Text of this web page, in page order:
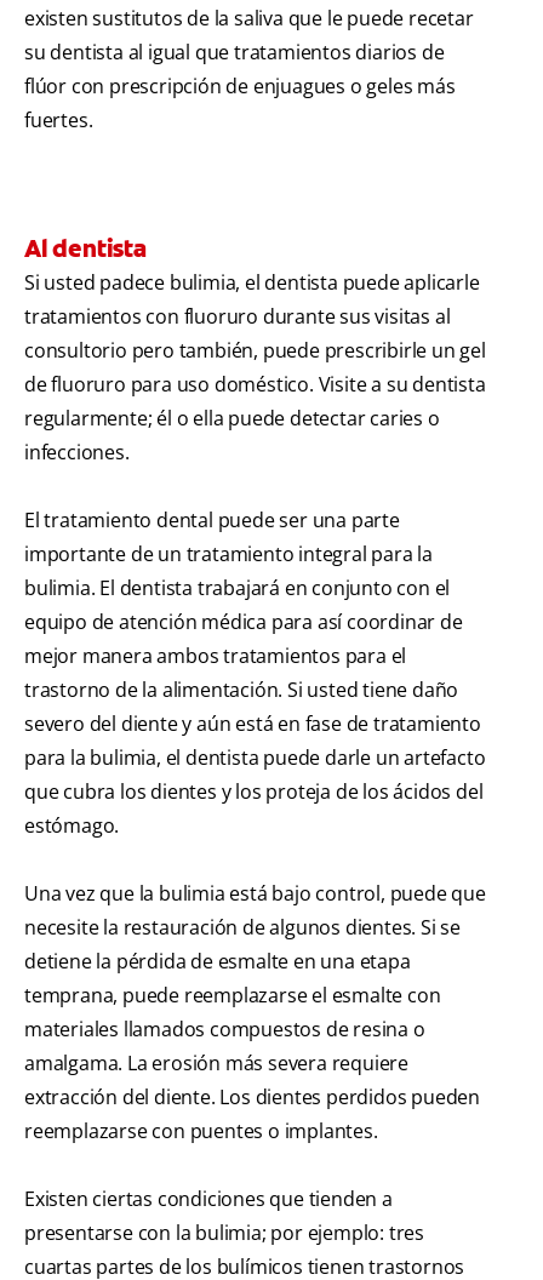
existen sustitutos de la saliva que le puede recetar
su dentista al igual que tratamientos diarios de
flúor con prescripción de enjuagues o geles más
fuertes.
Al dentista
Si usted padece bulimia, el dentista puede aplicarle
tratamientos con fluoruro durante sus visitas al
consultorio pero también, puede prescribirle un gel
de fluoruro para uso doméstico. Visite a su dentista
regularmente; él o ella puede detectar caries o
infecciones.
El tratamiento dental puede ser una parte
importante de un tratamiento integral para la
bulimia. El dentista trabajará en conjunto con el
equipo de atención médica para así coordinar de
mejor manera ambos tratamientos para el
trastorno de la alimentación. Si usted tiene daño
severo del diente y aún está en fase de tratamiento
para la bulimia, el dentista puede darle un artefacto
que cubra los dientes y los proteja de los ácidos del
estómago.
Una vez que la bulimia está bajo control, puede que
necesite la restauración de algunos dientes. Si se
detiene la pérdida de esmalte en una etapa
temprana, puede reemplazarse el esmalte con
materiales llamados compuestos de resina o
amalgama. La erosión más severa requiere
extracción del diente. Los dientes perdidos pueden
reemplazarse con puentes o implantes.
Existen ciertas condiciones que tienden a
presentarse con la bulimia; por ejemplo: tres
cuartas partes de los bulímicos tienen trastornos